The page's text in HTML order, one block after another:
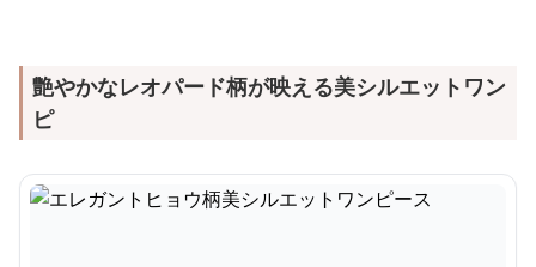
艶やかなレオパード柄が映える美シルエットワン
ピ